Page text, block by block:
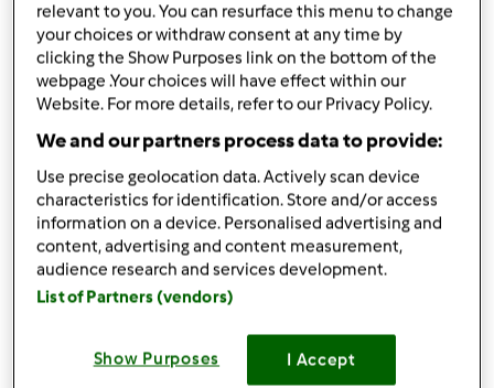
Ingredienti
700gdi filetto di maiale a tocchi
50gdi olio extravergine di oliva
20gdi farina bianca
g di brodo vegetale caldo
1gambodi sedano
1carota
1porro
1melanzana tonda grossa
1peperoncino
zucchine
relevant to you. You can resurface this menu to change
your choices or withdraw consent at any time by
clicking the Show Purposes link on the bottom of the
webpage .Your choices will have effect within our
Website. For more details, refer to our Privacy Policy.
We and our partners process data to provide:
Use precise geolocation data. Actively scan device
characteristics for identification. Store and/or access
information on a device. Personalised advertising and
content, advertising and content measurement,
audience research and services development.
List of Partners (vendors)
Show Purposes I Accept